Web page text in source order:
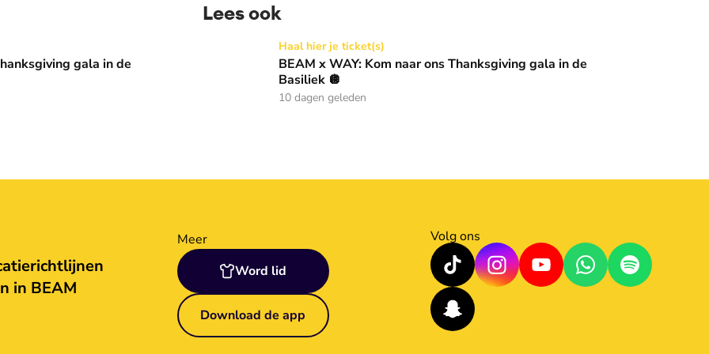
gala in de
Lees ook
BEAM x WAY: Kom naar ons Thanksgiving gala in de Basiliek 🪩
Haal hier je ticket(s)
BEAM x WAY: Kom naar ons Thanksgiving gala in de
Basiliek 🪩
10 dagen geleden
in BEAM
Meer
Word lid
Download de app
Volg ons